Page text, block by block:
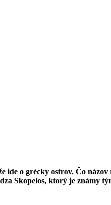
o grécky ostrov. Čo
Skopelos, ktorý je známy